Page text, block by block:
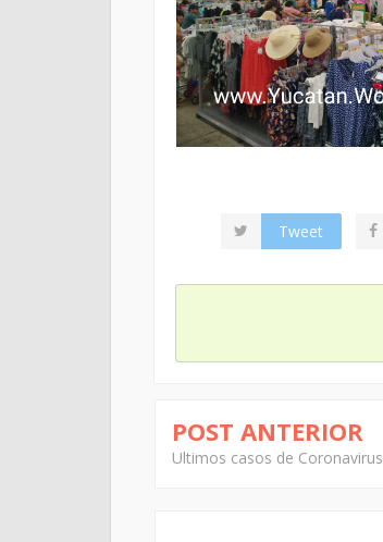
Tweet
POST ANTERIOR
Ultimos casos de Coronavirus